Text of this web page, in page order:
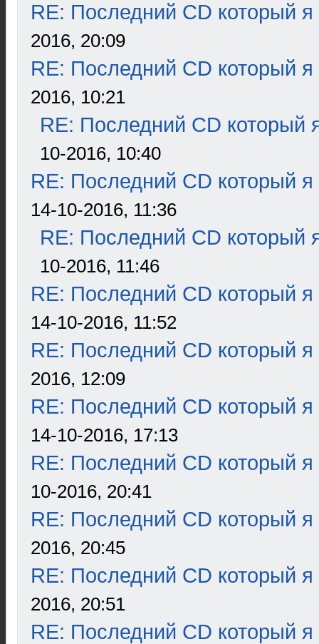
RE: Последний CD который я
2016, 20:09
RE: Последний CD который я
2016, 10:21
RE: Последний CD который
10-2016, 10:40
RE: Последний CD который я
14-10-2016, 11:36
RE: Последний CD который
10-2016, 11:46
RE: Последний CD который я
14-10-2016, 11:52
RE: Последний CD который я
2016, 12:09
RE: Последний CD который я
14-10-2016, 17:13
RE: Последний CD который я
10-2016, 20:41
RE: Последний CD который я
2016, 20:45
RE: Последний CD который я
2016, 20:51
RE: Последний CD который я